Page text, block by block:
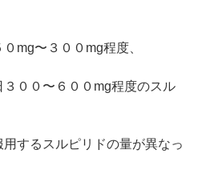
mg〜３００mg程度、
００〜６００mg程度のスル
するスルピリドの量が異なっ